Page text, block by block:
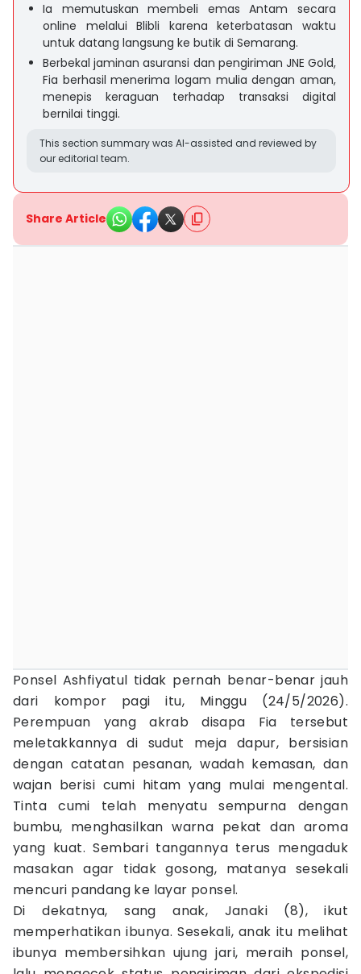
Ia memutuskan membeli emas Antam secara
online melalui Blibli karena keterbatasan waktu
untuk datang langsung ke butik di Semarang.
Berbekal jaminan asuransi dan pengiriman JNE Gold,
Fia berhasil menerima logam mulia dengan aman,
menepis keraguan terhadap transaksi digital
bernilai tinggi.
This section summary was AI-assisted and reviewed by
our editorial team.
Share Article
Ponsel Ashfiyatul tidak pernah benar-benar jauh
dari kompor pagi itu, Minggu (24/5/2026).
Perempuan yang akrab disapa Fia tersebut
meletakkannya di sudut meja dapur, bersisian
dengan catatan pesanan, wadah kemasan, dan
wajan berisi cumi hitam yang mulai mengental.
Tinta cumi telah menyatu sempurna dengan
bumbu, menghasilkan warna pekat dan aroma
yang kuat. Sembari tangannya terus mengaduk
masakan agar tidak gosong, matanya sesekali
mencuri pandang ke layar ponsel.
Di dekatnya, sang anak, Janaki (8), ikut
memperhatikan ibunya. Sesekali, anak itu melihat
ibunya membersihkan ujung jari, meraih ponsel,